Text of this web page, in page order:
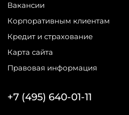
Вакансии
Корпоративным клиентам
Кредит и страхование
Карта сайта
Правовая информация
+7 (495) 640-01-11